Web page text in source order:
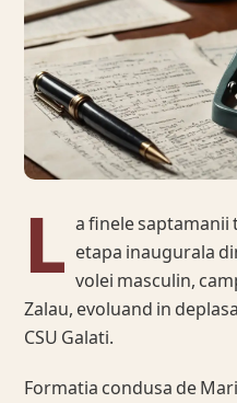
L a finele
etapa inaugurala
volei masculin,
Zalau, evoluand in
CSU Galati.
Formatia condusa de